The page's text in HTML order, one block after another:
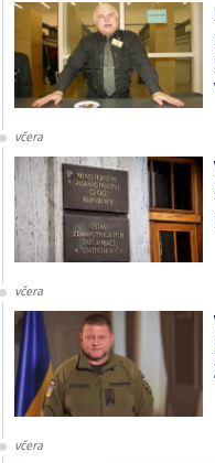
včera
včera
včera